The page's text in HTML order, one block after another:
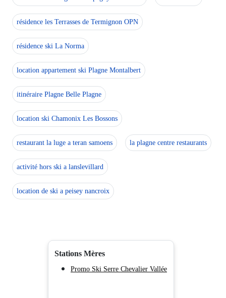
résidence les Terrasses de Termignon OPN
résidence ski La Norma
location appartement ski Plagne Montalbert
itinéraire Plagne Belle Plagne
location ski Chamonix Les Bossons
restaurant la luge a teran samoens la plagne centre restaurants
activité hors ski a lanslevillard
location de ski a peisey nancroix
Stations Mères
Promo Ski Serre Chevalier Vallée